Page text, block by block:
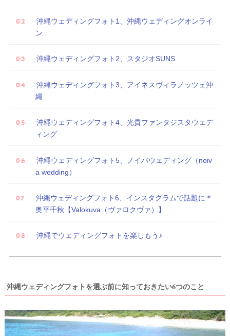
沖縄ウェディングフォト1、沖縄ウェディングオンライ
ン
沖縄ウェディングフォト2、スタジオSUNS
沖縄ウェディングフォト3、アイネスヴィラノッツェ沖
縄
沖縄ウェディングフォト4、光貴ファンタジスタウェデ
ィング
沖縄ウェディングフォト5、ノイバウェディング（noiv
a wedding）
沖縄ウェディングフォト6、インスタグラムで話題に＊
奥平千秋【Valokuva（ヴァロクヴァ）】
沖縄でウェディングフォトを楽しもう♪
沖縄ウェディングフォトを選ぶ前に知っておきたい6つのこと
着
ポ